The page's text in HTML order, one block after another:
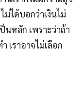
ม่ได้บอกว่าเงินไม่
นหลัก เพราะว่าถ้า
เราอาจไม่เลือก